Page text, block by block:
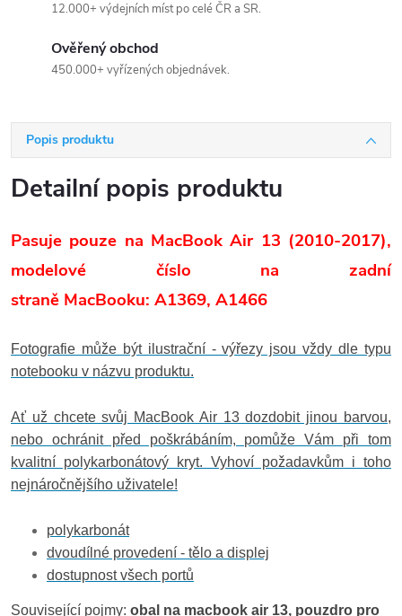
12.000+ výdejních míst po celé ČR a SR.
Ověřený obchod
450.000+ vyřízených objednávek.
Popis produktu
Detailní popis produktu
Pasuje pouze na MacBook Air 13 (2010-2017),
modelové číslo na zadní
straně MacBooku: A1369, A1466
Fotografie může být ilustrační - výřezy jsou vždy dle typu
notebooku v názvu produktu.
Ať už chcete svůj MacBook Air 13 dozdobit jinou barvou,
nebo ochránit před poškrábáním, pomůže Vám při tom
kvalitní polykarbonátový kryt. Vyhoví požadavkům i toho
nejnáročnějšího uživatele!
polykarbonát
dvoudílné provedení - tělo a displej
dostupnost všech portů
Související pojmy: obal na macbook air 13, pouzdro pro